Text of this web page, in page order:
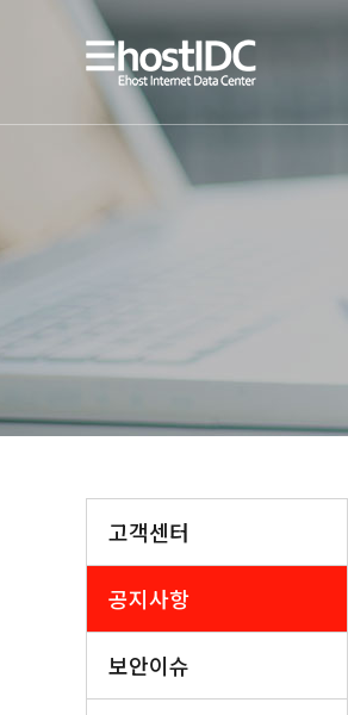
고객센터
공지사항
보안이슈